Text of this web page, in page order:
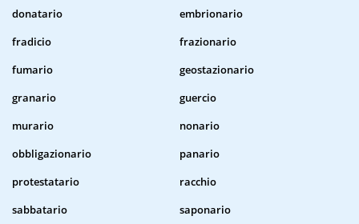
donatario
embrionario
fradicio
frazionario
fumario
geostazionario
granario
guercio
murario
nonario
obbligazionario
panario
protestatario
racchio
sabbatario
saponario